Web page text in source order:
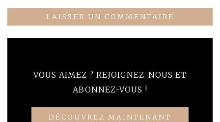
VOUS AIMEZ ? REJOIGNEZ-NOUS ET
ABONNEZ-VOUS !
DÉCOUVREZ MAINTENANT